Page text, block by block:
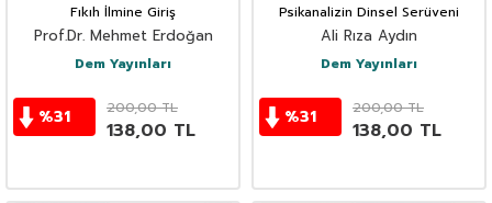
Fıkıh İlmine Giriş
Prof.Dr. Mehmet Erdoğan
Dem Yayınları
%31 200,00TL
138,00 TL
Psikanalizin Dinsel Serüveni
Ali Rıza Aydın
Dem Yayınları
%31 200,00TL
138,00 TL